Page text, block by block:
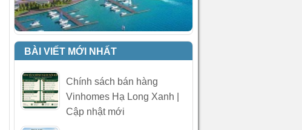
BÀI VIẾT MỚI NHẤT
Chính sách bán hàng
Vinhomes Hạ Long Xanh |
Cập nhật mới